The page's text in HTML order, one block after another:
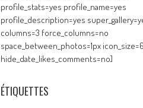
profile_stats=yes profile_name=yes
profile_description=yes
columns=3 force_columns=no
space_between_photos=1px
hide_date_likes_comments=no]
ÉTIQUETTES